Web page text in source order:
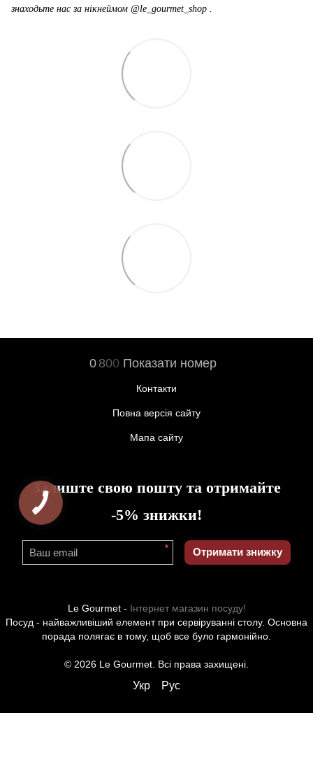
знаходьте нас за нікнеймом @le_gourmet_shop .
0 800 Показати номер
Контакти
Повна версія сайту
Мапа сайту
Залиште свою пошту та отримайте
-5% знижки!
* Отримати знижку
Le Gourmet - Інтернет магазин посуду!
Посуд - найважливіший елемент при сервіруванні столу. Основна
порада полягає в тому, щоб все було гармонійно.
© 2026 Le Gourmet. Всі права захищені.
Укр Рус